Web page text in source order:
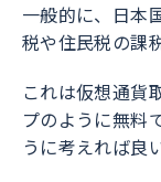
一般的に、日本
税や住民税の課
これは仮想通貨
プのように無料
うに考えれば良